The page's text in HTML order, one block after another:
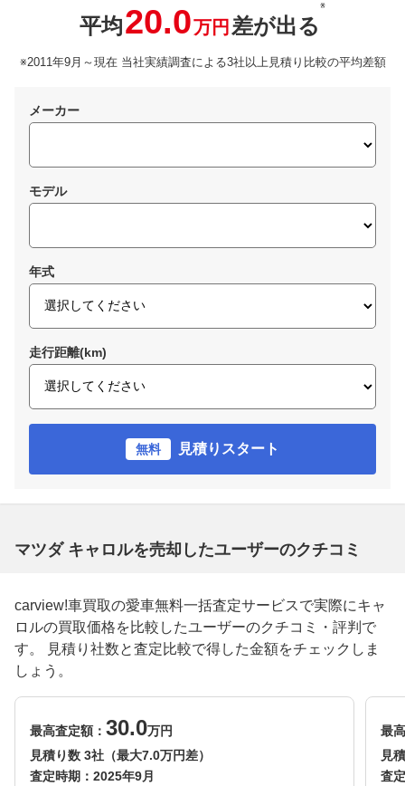
平均20.0万円 差が出る
※
※2011年9月～現在 当社実績調査による3社以上見積り比較の平均差額
メーカー
モデル
年式
走行距離(km)
無料 見積りスタート
マツダ キャロルを売却したユーザーのクチコミ
carview!車買取の愛車無料一括査定サービスで実際にキャ
ロルの買取価格を比較したユーザーのクチコミ・評判で
す。 見積り社数と査定比較で得した金額をチェックしま
しょう。
最高査定額： 30.0万円
見積り数 3社（最大7.0万円差）
査定時期： 2025年9月
最
見
査